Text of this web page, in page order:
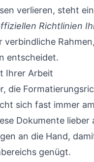
verlieren, steht
Richtlinien
entscheidet.
Ihrer Arbeit
die
sich fast immer
Dokumente lieber
an die Hand,
genügt.